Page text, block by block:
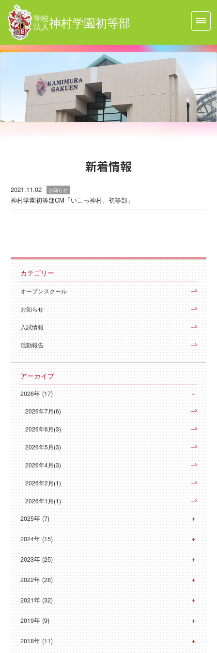
学校
法人神村学園初等部
新着情報
2021.11.02 お知らせ
神村学園初等部CM「いこっ神村。初等部」
カテゴリー
オープンスクール
お知らせ
入試情報
活動報告
アーカイブ
2026年 (17)
2026年7月(6)
2026年6月(3)
2026年5月(3)
2026年4月(3)
2026年2月(1)
2026年1月(1)
2025年 (7)
2024年 (15)
2023年 (25)
2022年 (28)
2021年 (32)
2019年 (9)
2018年 (11)